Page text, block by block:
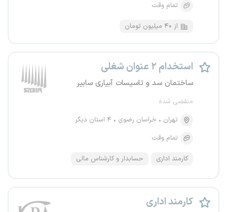
تمام وقت
از ۴۰ میلیون تومان
استخدام ۲ عنوان شغلی
ساختمان سد و تاسیسات آبیاری سابیر
منقضی شده
تهران
خراسان رضوی
۴ استان دیگر
تمام وقت
کارمند اداری حسابدار و کارشناس مالی
کارمند اداری